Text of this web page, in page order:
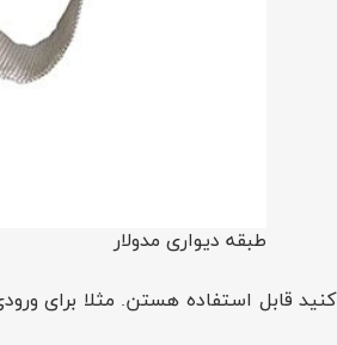
طبقه دیواری مدولار
قابل استفاده هستن. مثلا برای